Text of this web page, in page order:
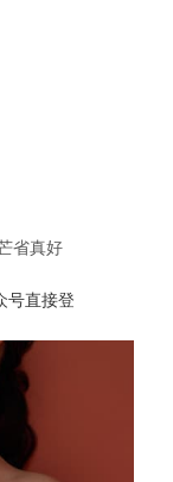
省真好
号直接登